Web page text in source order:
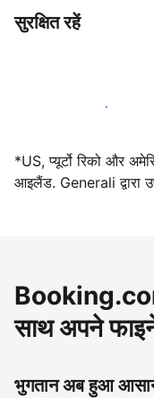
सुरक्षित रहें
आज ही हमारे साथ
*US, प्यूर्टो रिको और
आइलैंड. Generali द्वारा
साथ अपने
भुगतान अब हुआ